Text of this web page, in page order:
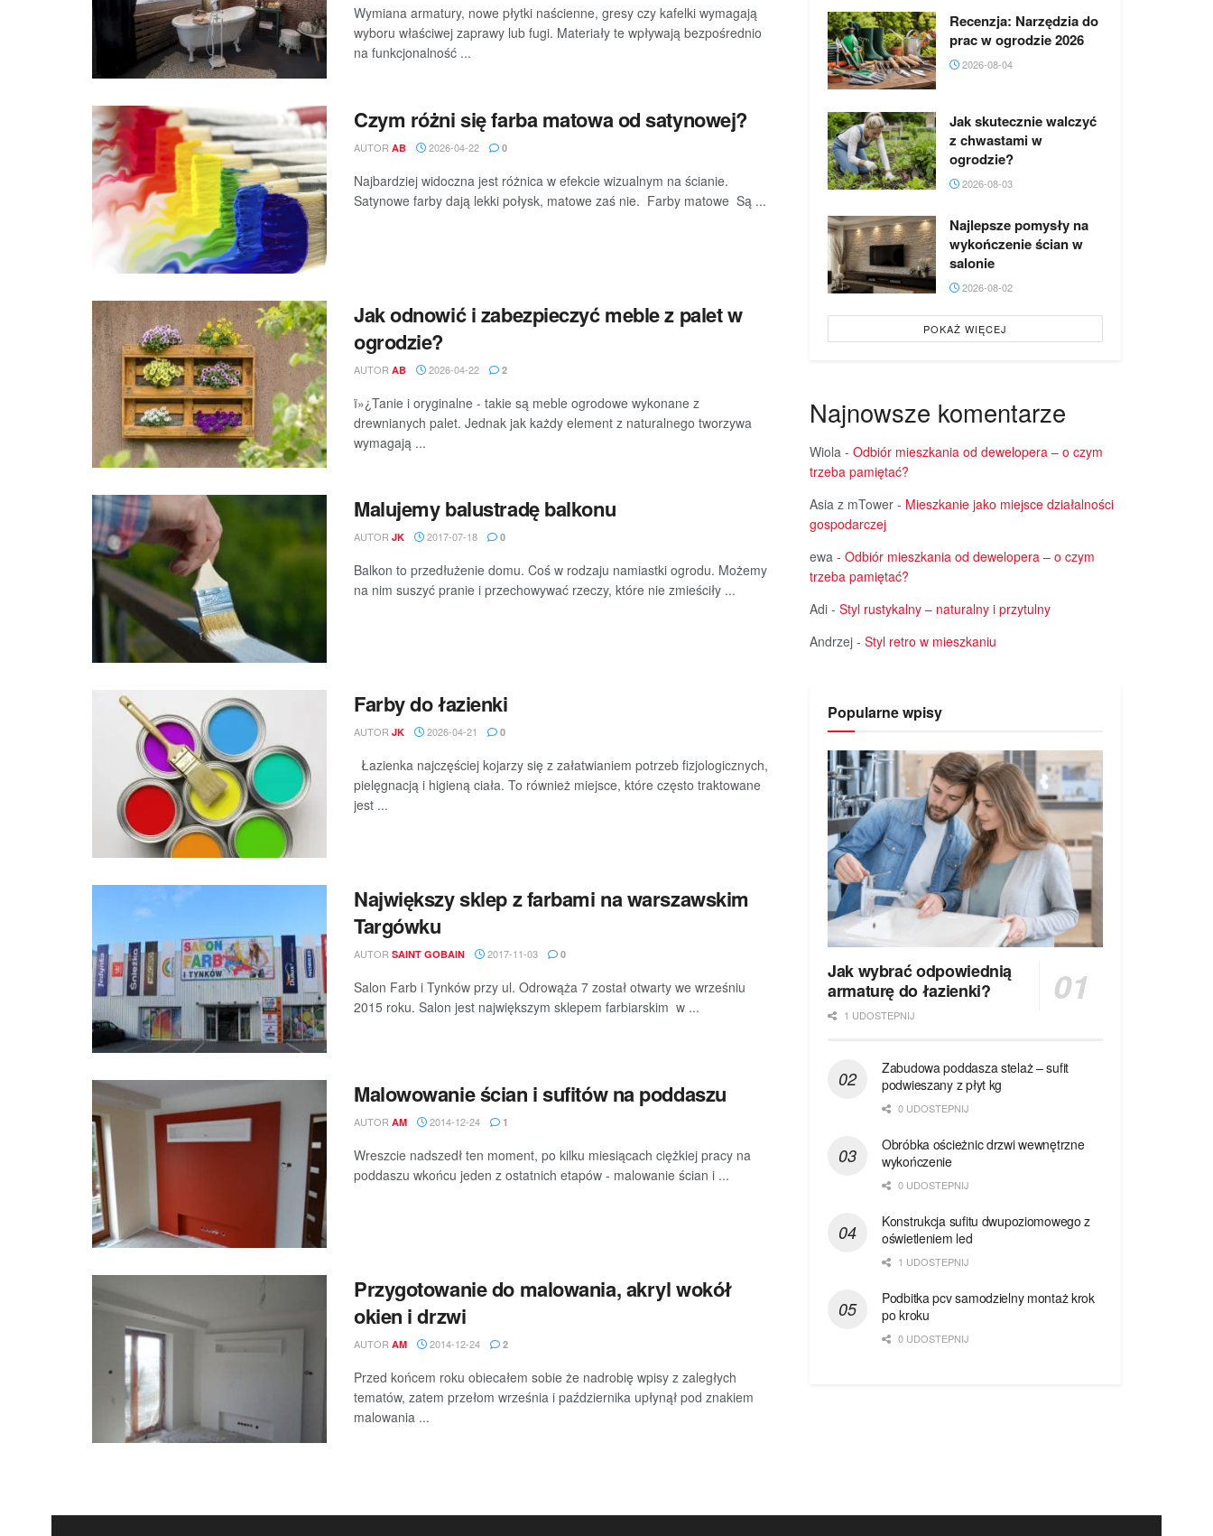
Wymiana armatury, nowe płytki naścienne, gresy czy kafelki wymagają
wyboru właściwej zaprawy lub fugi. Materiały te wpływają bezpośrednio
na funkcjonalność ...
Czym różni się farba matowa od satynowej?
AUTOR AB 2026-04-22 0
Najbardziej widoczna jest różnica w efekcie wizualnym na ścianie.
Satynowe farby dają lekki połysk, matowe zaś nie. Farby matowe Są ...
Jak odnowić i zabezpieczyć meble z palet w
ogrodzie?
AUTOR AB 2026-04-22 2
ï»¿Tanie i oryginalne - takie są meble ogrodowe wykonane z
drewnianych palet. Jednak jak każdy element z naturalnego tworzywa
wymagają ...
Malujemy balustradę balkonu
AUTOR JK 2017-07-18 0
Balkon to przedłużenie domu. Coś w rodzaju namiastki ogrodu. Możemy
na nim suszyć pranie i przechowywać rzeczy, które nie zmieściły ...
Farby do łazienki
AUTOR JK 2026-04-21 0
Łazienka najczęściej kojarzy się z załatwianiem potrzeb fizjologicznych,
pielęgnacją i higieną ciała. To również miejsce, które często traktowane
jest ...
Największy sklep z farbami na warszawskim
Targówku
AUTOR SAINT GOBAIN 2017-11-03 0
Salon Farb i Tynków przy ul. Odrowąża 7 został otwarty we wrześniu
2015 roku. Salon jest największym sklepem farbiarskim w ...
Malowowanie ścian i sufitów na poddaszu
AUTOR AM 2014-12-24 1
Wreszcie nadszedł ten moment, po kilku miesiącach ciężkiej pracy na
poddaszu wkońcu jeden z ostatnich etapów - malowanie ścian i ...
Przygotowanie do malowania, akryl wokół
okien i drzwi
AUTOR AM 2014-12-24 2
Przed końcem roku obiecałem sobie że nadrobię wpisy z zaległych
tematów, zatem przełom września i października upłynął pod znakiem
malowania ...
Recenzja: Narzędzia do
prac w ogrodzie 2026
2026-08-04
Jak skutecznie walczyć
z chwastami w
ogrodzie?
2026-08-03
Najlepsze pomysły na
wykończenie ścian w
salonie
2026-08-02
POKAŻ WIĘCEJ
Najnowsze komentarze
Wiola - Odbiór mieszkania od dewelopera – o czym
trzeba pamiętać?
Asia z mTower - Mieszkanie jako miejsce działalności
gospodarczej
ewa - Odbiór mieszkania od dewelopera – o czym
trzeba pamiętać?
Adi - Styl rustykalny – naturalny i przytulny
Andrzej - Styl retro w mieszkaniu
Popularne wpisy
Jak wybrać odpowiednią
armaturę do łazienki?
1 UDOSTEPNIJ
Zabudowa poddasza stelaż – sufit
podwieszany z płyt kg
0 UDOSTEPNIJ
Obróbka ościeżnic drzwi wewnętrzne
wykończenie
0 UDOSTEPNIJ
Konstrukcja sufitu dwupoziomowego z
oświetleniem led
1 UDOSTEPNIJ
Podbitka pcv samodzielny montaż krok
po kroku
0 UDOSTEPNIJ